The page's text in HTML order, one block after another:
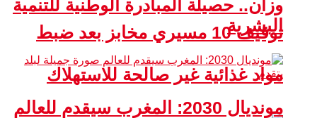
توقيف 10 مسيري مخابز بعد ضبط
مواد غذائية غير صالحة للاستهلاك
وزان.. حصيلة المبادرة الوطنية للتنمية
البشرية
مونديال 2030: المغرب سيقدم للعالم